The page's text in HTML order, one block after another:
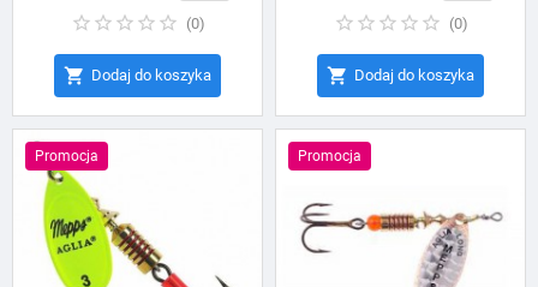
podstawowa
(0)
 Dodaj do koszyka
podstawowa
(0)
 Dodaj do koszyka
Promocja Promocja